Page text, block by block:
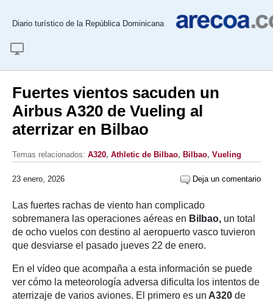
Diario turístico de la República Dominicana
Fuertes vientos sacuden un
Airbus A320 de Vueling al
aterrizar en Bilbao
Temas relacionados: A320, Athletic de Bilbao, Bilbao, Vueling
23 enero, 2026 Deja un comentario
Las fuertes rachas de viento han complicado
sobremanera las operaciones aéreas en Bilbao, un total
de ocho vuelos con destino al aeropuerto vasco tuvieron
que desviarse el pasado jueves 22 de enero.
En el vídeo que acompaña a esta información se puede
ver cómo la meteorología adversa dificulta los intentos de
aterrizaje de varios aviones. El primero es un A320 de